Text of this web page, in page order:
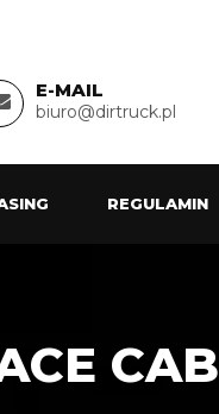
E-MAIL
biuro@dirtruck.pl
REGULAMIN
CAB